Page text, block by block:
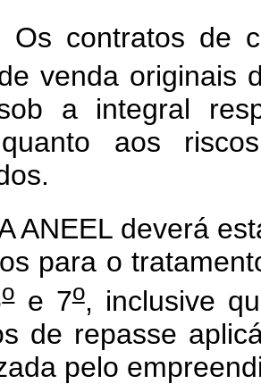
Os contratos de
venda originais
a integral
aos
ANEEL deverá
para o
oe 7o, inclusive
de repasse
pelo